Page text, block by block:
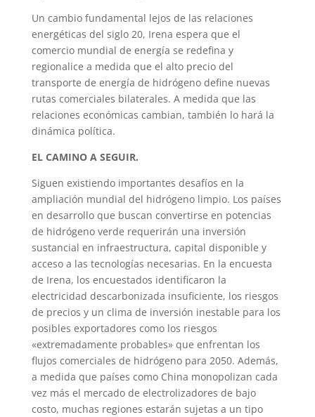
Un cambio fundamental lejos de las relaciones
energéticas del siglo 20, Irena espera que el
comercio mundial de energía se redefina y
regionalice a medida que el alto precio del
transporte de energía de hidrógeno define nuevas
rutas comerciales bilaterales. A medida que las
relaciones económicas cambian, también lo hará la
dinámica política.
EL CAMINO A SEGUIR.
Siguen existiendo importantes desafíos en la
ampliación mundial del hidrógeno limpio. Los países
en desarrollo que buscan convertirse en potencias
de hidrógeno verde requerirán una inversión
sustancial en infraestructura, capital disponible y
acceso a las tecnologías necesarias. En la encuesta
de Irena, los encuestados identificaron la
electricidad descarbonizada insuficiente, los riesgos
de precios y un clima de inversión inestable para los
posibles exportadores como los riesgos
«extremadamente probables» que enfrentan los
flujos comerciales de hidrógeno para 2050. Además,
a medida que países como China monopolizan cada
vez más el mercado de electrolizadores de bajo
costo, muchas regiones estarán sujetas a un tipo